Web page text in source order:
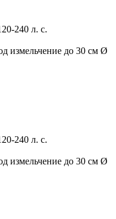
240 л. с.
измельчение до 30 см Ø
240 л. с.
измельчение до 30 см Ø